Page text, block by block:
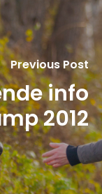
Previous Post
info
2012